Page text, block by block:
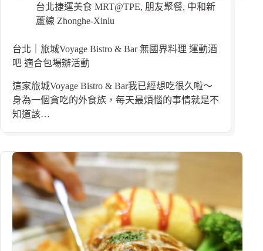
台北捷運美食 MRT@TPE, 朋友聚餐, 中和新
蘆線 Zhonghe-Xinlu
台北｜旅城Voyage Bistro & Bar 無國界料理 運動酒
吧 適合包場辦活動
這家旅城Voyage Bistro & Bar我已經想吃很久啦～
身為一個貪吃的外食族，每天最煩惱的事情就是不
知道該…